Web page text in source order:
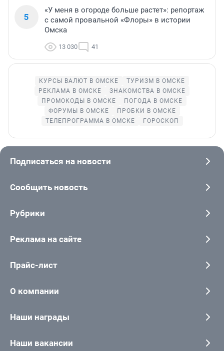
5
«У меня в огороде больше растет»: репортаж
с самой провальной «Флоры» в истории
Омска
13 030 41
КУРСЫ ВАЛЮТ В ОМСКЕ
ТУРИЗМ В ОМСКЕ
РЕКЛАМА В ОМСКЕ
ЗНАКОМСТВА В ОМСКЕ
ПРОМОКОДЫ В ОМСКЕ
ПОГОДА В ОМСКЕ
ФОРУМЫ В ОМСКЕ
ПРОБКИ В ОМСКЕ
ТЕЛЕПРОГРАММА В ОМСКЕ
ГОРОСКОП
Подписаться на новости
Сообщить новость
Рубрики
Реклама на сайте
Прайс-лист
О компании
Наши награды
Наши вакансии